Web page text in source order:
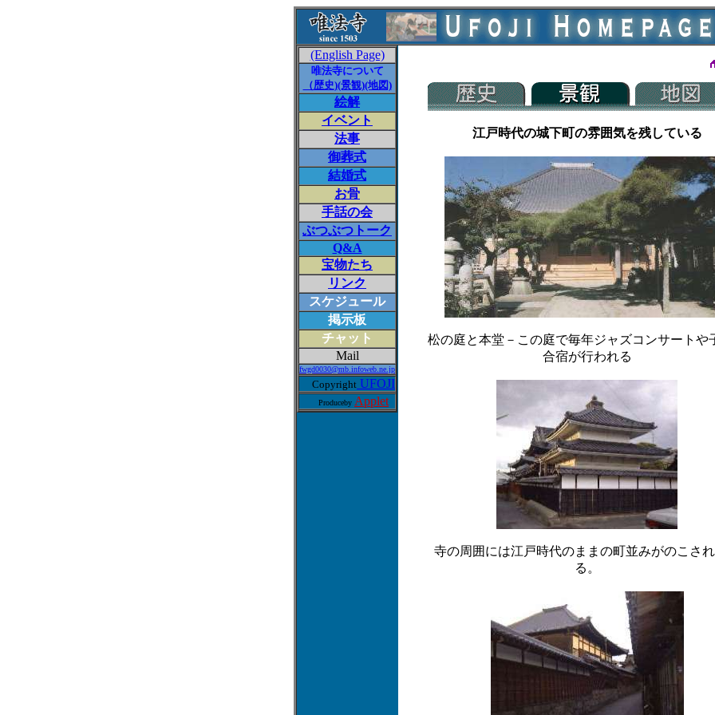
(English Page)
唯法寺について
（歴史)(景観)(地図)
絵解
イベント
法事
御葬式
結婚式
お骨
手話の会
ぶつぶつトーク
Q&A
宝物たち
リンク
スケジュール
掲示板
チャット
Mail
fwgd0030@mb.infoweb.ne.jp
Copyright UFOJI
Produceby Applet
江戸時代の城下町の雰囲気を残している
松の庭と本堂－この庭で毎年ジャズコンサートや
合宿が行われる
寺の周囲には江戸時代のままの町並みがのこさ
る。